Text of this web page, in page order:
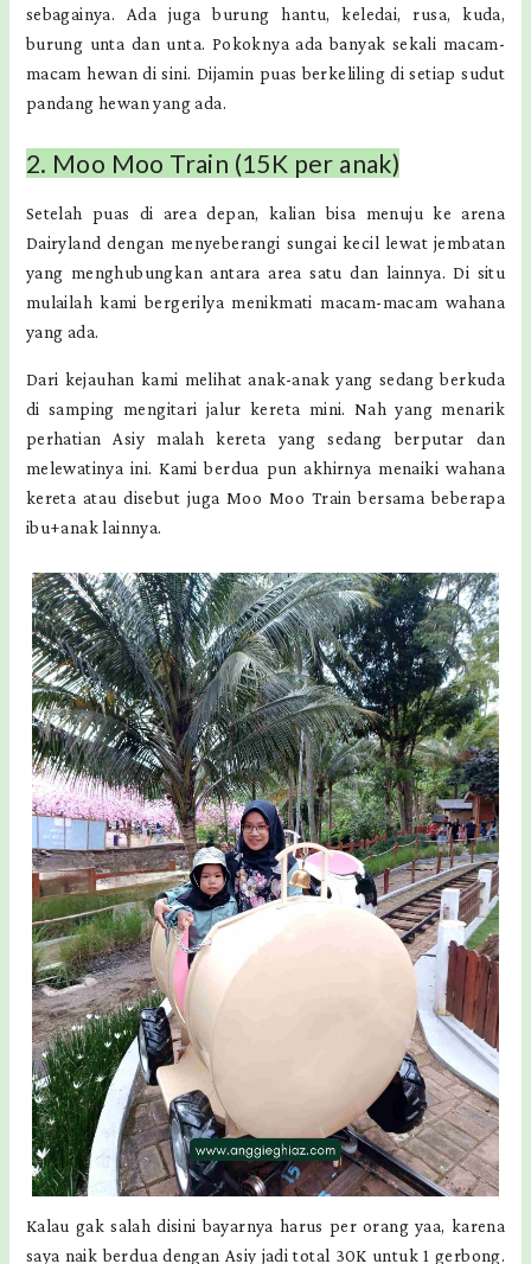
sebagainya. Ada juga burung hantu, keledai, rusa, kuda,
burung unta dan unta. Pokoknya ada banyak sekali macam-
macam hewan di sini. Dijamin puas berkeliling di setiap sudut
pandang hewan yang ada.
2. Moo Moo Train (15K per anak)
Setelah puas di area depan, kalian bisa menuju ke arena
Dairyland dengan menyeberangi sungai kecil lewat jembatan
yang menghubungkan antara area satu dan lainnya. Di situ
mulailah kami bergerilya menikmati macam-macam wahana
yang ada.
Dari kejauhan kami melihat anak-anak yang sedang berkuda
di samping mengitari jalur kereta mini. Nah yang menarik
perhatian Asiy malah kereta yang sedang berputar dan
melewatinya ini. Kami berdua pun akhirnya menaiki wahana
kereta atau disebut juga Moo Moo Train bersama beberapa
ibu+anak lainnya.
Kalau gak salah disini bayarnya harus per orang yaa, karena
saya naik berdua dengan Asiy jadi total 30K untuk 1 gerbong.